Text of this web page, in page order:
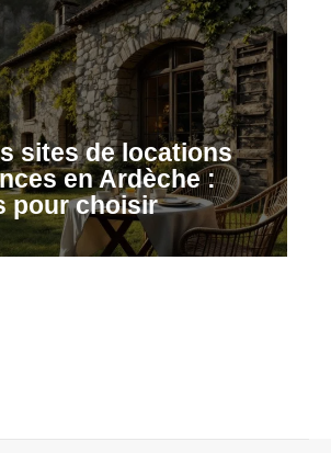
sites de locations
en Ardèche :
pour choisir